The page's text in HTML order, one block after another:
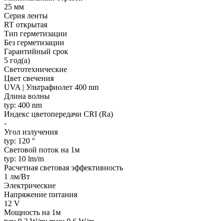
25 мм
Серия ленты
RT открытая
Тип герметизации
Без герметизации
Гарантийный срок
5 год(а)
Светотехнические
Цвет свечения
UVA | Ультрафиолет 400 nm
Длина волны
typ: 400 nm
Индекс цветопередачи CRI (Ra)
-
Угол излучения
typ: 120 °
Световой поток на 1м
typ: 10 lm/m
Расчетная световая эффективность
1 лм/Вт
Электрические
Напряжение питания
12 V
Мощность на 1м